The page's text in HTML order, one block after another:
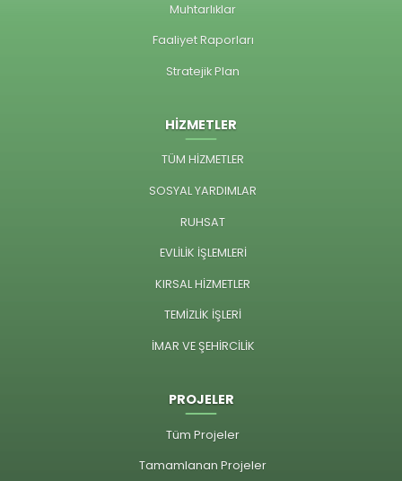
Muhtarlıklar
Faaliyet Raporları
Stratejik Plan
HİZMETLER
TÜM HİZMETLER
SOSYAL YARDIMLAR
RUHSAT
EVLİLİK İŞLEMLERİ
KIRSAL HİZMETLER
TEMİZLİK İŞLERİ
İMAR VE ŞEHİRCİLİK
PROJELER
Tüm Projeler
Tamamlanan Projeler